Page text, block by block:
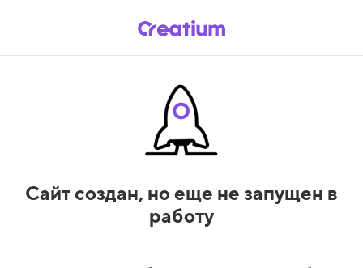
Сайт создан, но еще не запущен в
работу